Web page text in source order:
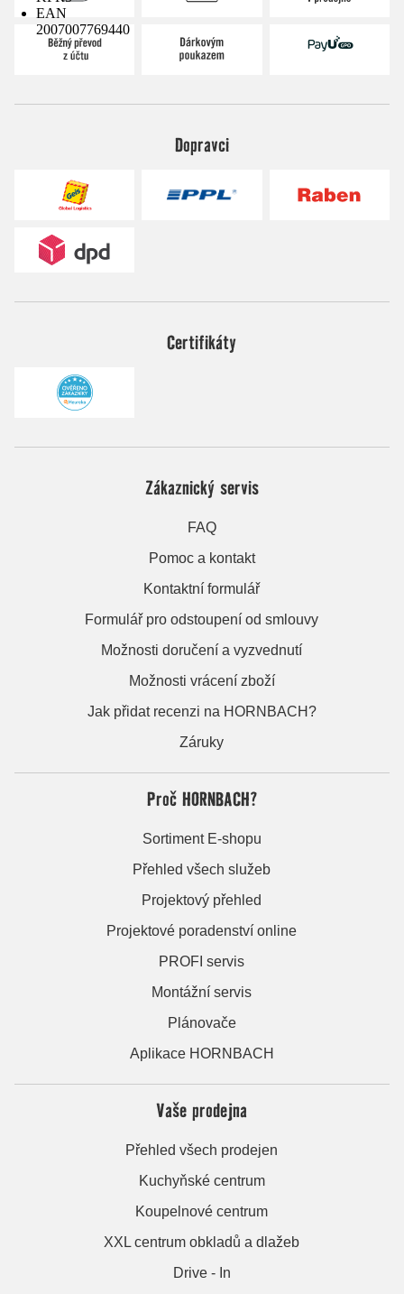
EAN
2007007769440
Dopravci
Certifikáty
Zákaznický servis
FAQ
Pomoc a kontakt
Kontaktní formulář
Formulář pro odstoupení od smlouvy
Možnosti doručení a vyzvednutí
Možnosti vrácení zboží
Jak přidat recenzi na HORNBACH?
Záruky
Proč HORNBACH?
Sortiment E-shopu
Přehled všech služeb
Projektový přehled
Projektové poradenství online
PROFI servis
Montážní servis
Plánovače
Aplikace HORNBACH
Vaše prodejna
Přehled všech prodejen
Kuchyňské centrum
Koupelnové centrum
XXL centrum obkladů a dlažeb
Drive - In